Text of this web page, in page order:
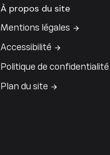
À propos du site
Mentions légales
Accessibilité
Politique de confidentialité
Plan du site